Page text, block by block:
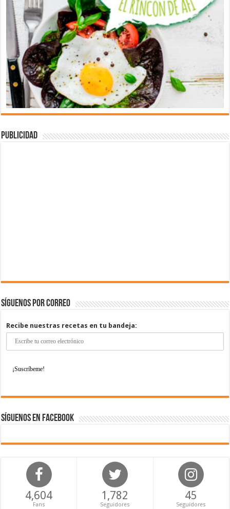
Publicidad
Síguenos por correo
Recibe nuestras recetas en tu bandeja:
Síguenos en Facebook
4,604
Fans
1,782
Seguidores
45
Seguidores